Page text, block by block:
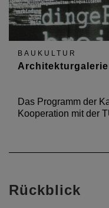
BAUKULTUR
Das Programm der
Kooperation mit der
Rückblick